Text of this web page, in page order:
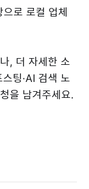
로 로컬 업체
, 더 자세한 소
팅·AI 검색 노
을 남겨주세요.